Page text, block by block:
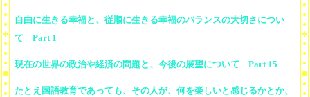
自由に生きる幸福と、従順に生きる幸福のバランスの大切さについ
て Part 1
現在の世界の政治や経済の問題と、今後の展望について Part 15
たとえ国語教育であっても、その人が、何を楽しいと感じるかとか、